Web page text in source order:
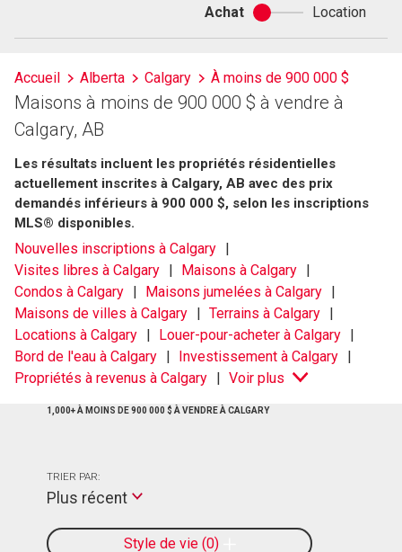
Achat
Achat
ou
Location
Accueil Alberta Calgary À moins de 900 000 $
Maisons à moins de 900 000 $ à vendre à
Calgary, AB
Les résultats incluent les propriétés résidentielles
actuellement inscrites à Calgary, AB avec des prix
demandés inférieurs à 900 000 $, selon les inscriptions
MLS® disponibles.
Nouvelles inscriptions à Calgary
Visites libres à Calgary
Maisons à Calgary
Condos à Calgary
Maisons jumelées à Calgary
Maisons de villes à Calgary
Terrains à Calgary
Locations à Calgary
Louer-pour-acheter à Calgary
Bord de l'eau à Calgary
Investissement à Calgary
Propriétés à revenus à Calgary
Voir plus
1,000+ À MOINS DE 900 000 $ À VENDRE À CALGARY
Style de vie 0
TRIER PAR:
Plus récent